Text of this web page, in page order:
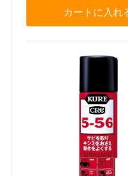
カートに入れ